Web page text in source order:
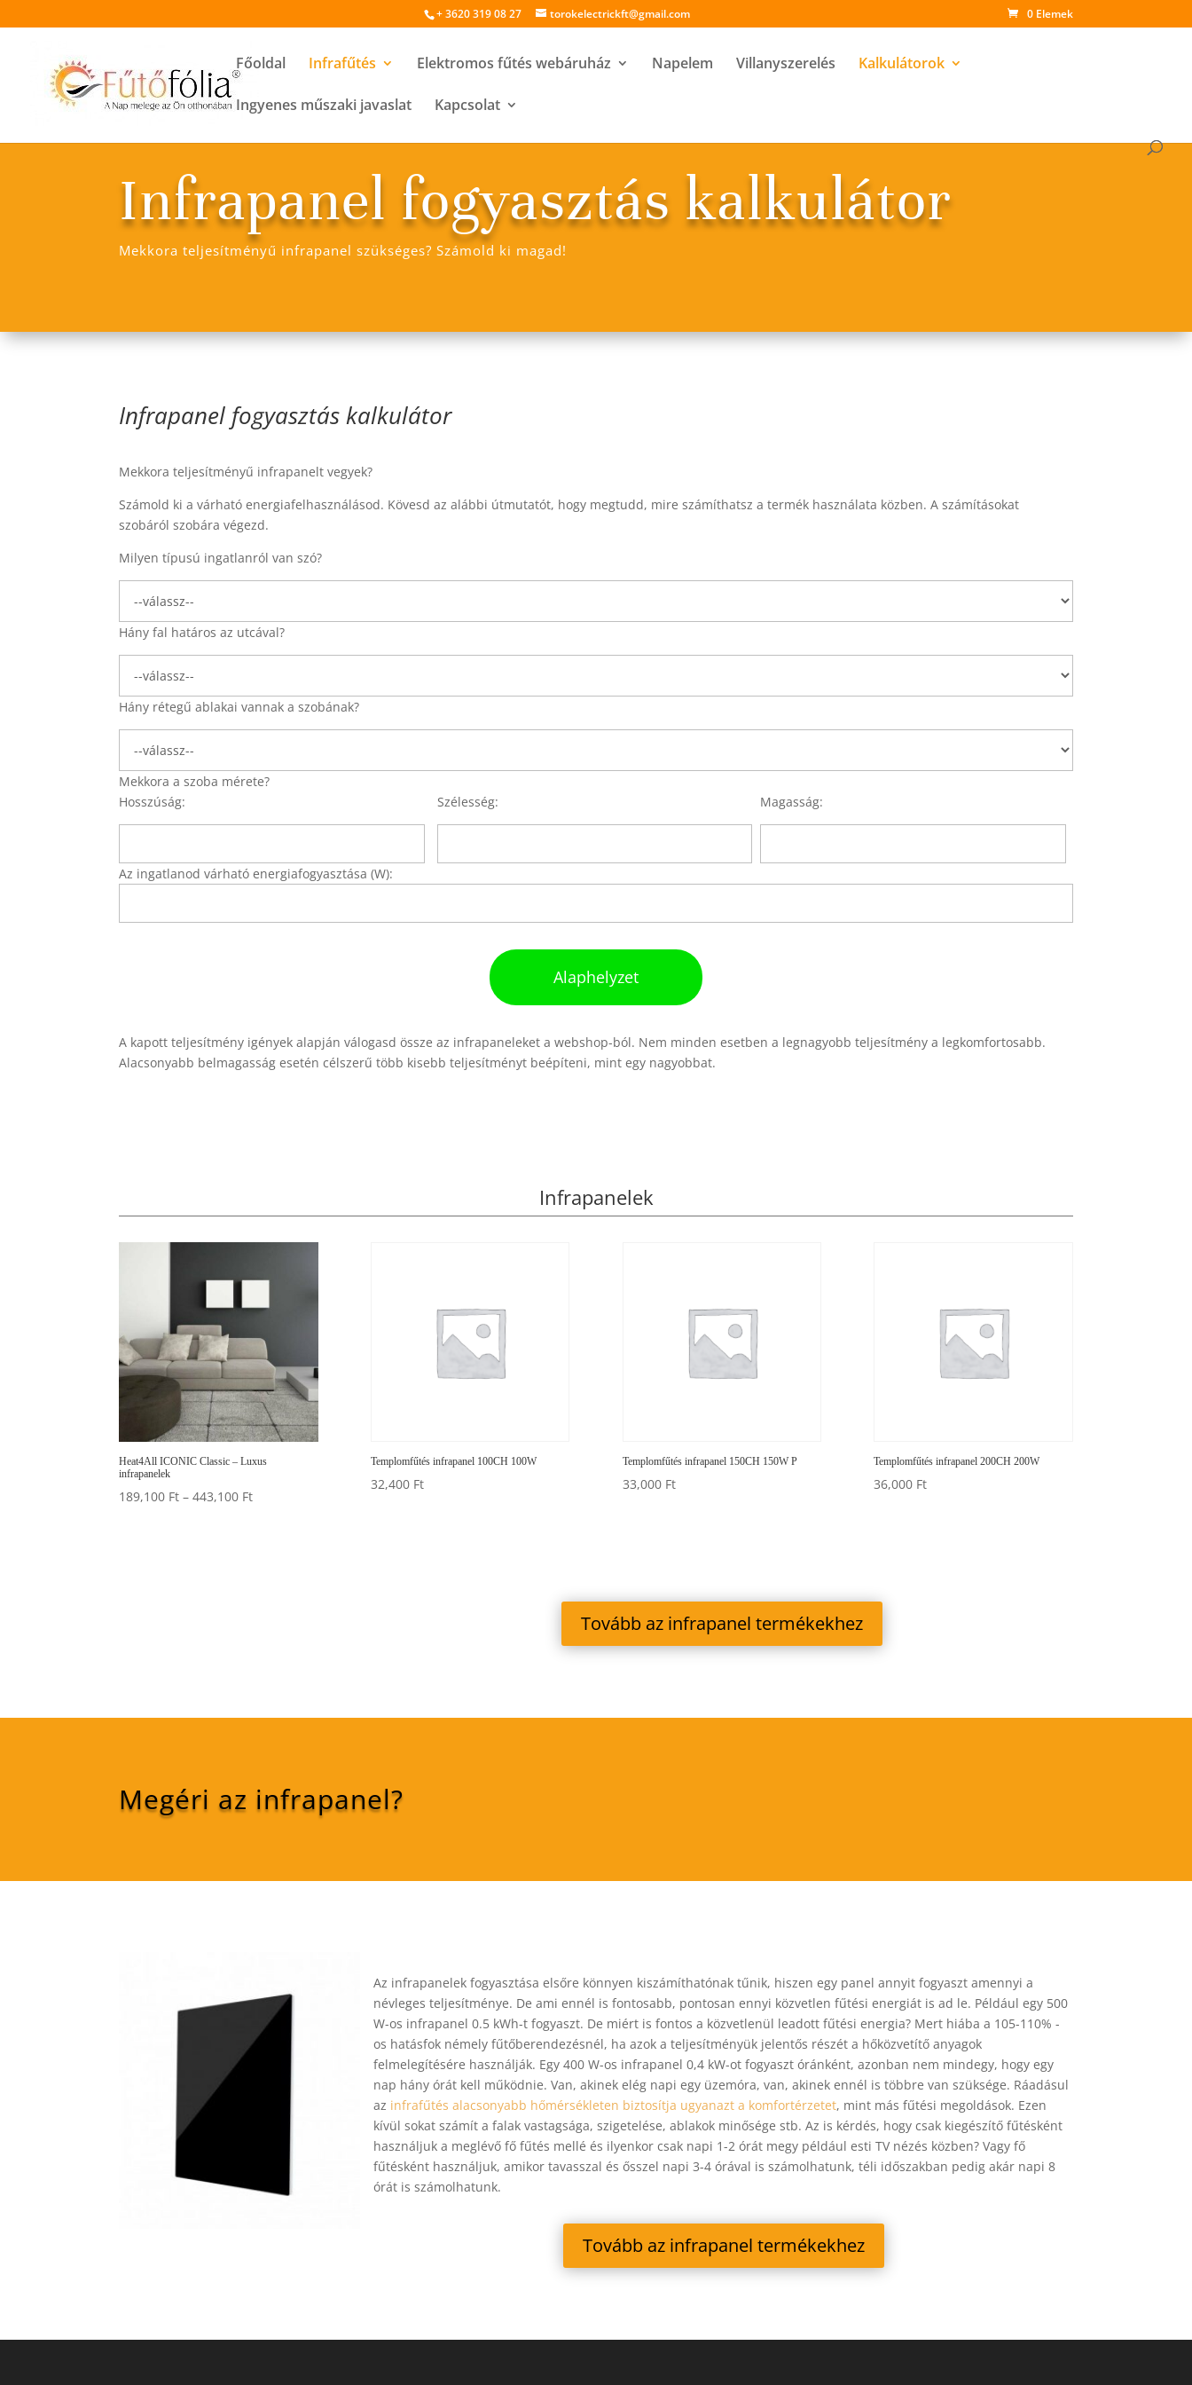
+ 3620 319 08 27 torokelectrickft@gmail.com 0 Elemek
Főoldal Infrafűtés Elektromos fűtés webáruház Napelem Villanyszerelés Kalkulátorok
Ingyenes műszaki javaslat Kapcsolat
Infrapanel fogyasztás kalkulátor
Mekkora teljesítményű infrapanel szükséges? Számold ki magad!
Infrapanel fogyasztás kalkulátor
Mekkora teljesítményű infrapanelt vegyek?
Számold ki a várható energiafelhasználásod. Kövesd az alábbi útmutatót, hogy megtudd, mire számíthatsz a termék használata közben. A számításokat
szobáról szobára végezd.
Milyen típusú ingatlanról van szó?
Hány fal határos az utcával?
Hány rétegű ablakai vannak a szobának?
Mekkora a szoba mérete?
Hosszúság:
Szélesség: Magasság:
Az ingatlanod várható energiafogyasztása (W):
Alaphelyzet
A kapott teljesítmény igények alapján válogasd össze az infrapaneleket a webshop-ból. Nem minden esetben a legnagyobb teljesítmény a legkomfortosabb.
Alacsonyabb belmagasság esetén célszerű több kisebb teljesítményt beépíteni, mint egy nagyobbat.
Infrapanelek
Heat4All ICONIC Classic – Luxus
infrapanelek
189,100 Ft – 443,100 FtÁrtartomány:
Templomfűtés infrapanel 100CH 100W
32,400 Ft
Templomfűtés infrapanel 150CH 150W P
33,000 Ft
Templomfűtés infrapanel 200CH 200W
36,000 Ft
Tovább az infrapanel termékekhez
Megéri az infrapanel?
Az infrapanelek fogyasztása elsőre könnyen kiszámíthatónak tűnik, hiszen egy panel annyit fogyaszt amennyi a
névleges teljesítménye. De ami ennél is fontosabb, pontosan ennyi közvetlen fűtési energiát is ad le. Például egy 500
W-os infrapanel 0.5 kWh-t fogyaszt. De miért is fontos a közvetlenül leadott fűtési energia? Mert hiába a 105-110% -
os hatásfok némely fűtőberendezésnél, ha azok a teljesítményük jelentős részét a hőközvetítő anyagok
felmelegítésére használják. Egy 400 W-os infrapanel 0,4 kW-ot fogyaszt óránként, azonban nem mindegy, hogy egy
nap hány órát kell működnie. Van, akinek elég napi egy üzemóra, van, akinek ennél is többre van szüksége. Ráadásul
az infrafűtés alacsonyabb hőmérsékleten biztosítja ugyanazt a komfortérzetet, mint más fűtési megoldások. Ezen
kívül sokat számít a falak vastagsága, szigetelése, ablakok minősége stb. Az is kérdés, hogy csak kiegészítő fűtésként
használjuk a meglévő fő fűtés mellé és ilyenkor csak napi 1-2 órát megy például esti TV nézés közben? Vagy fő
fűtésként használjuk, amikor tavasszal és ősszel napi 3-4 órával is számolhatunk, téli időszakban pedig akár napi 8
órát is számolhatunk.
Tovább az infrapanel termékekhez